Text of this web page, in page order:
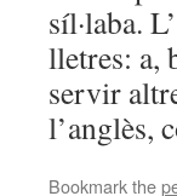
síl·laba.
lletres: a,
servir
l’anglès,
Bookmark the